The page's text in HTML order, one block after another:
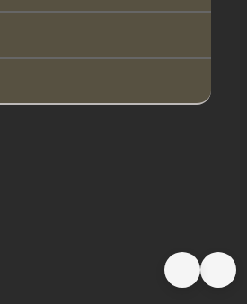
流座談會
組
畫
析
估